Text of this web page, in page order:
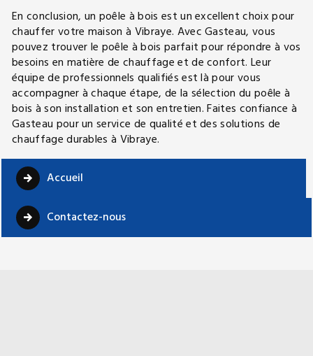
En conclusion, un poêle à bois est un excellent choix pour
chauffer votre maison à Vibraye. Avec Gasteau, vous
pouvez trouver le poêle à bois parfait pour répondre à vos
besoins en matière de chauffage et de confort. Leur
équipe de professionnels qualifiés est là pour vous
accompagner à chaque étape, de la sélection du poêle à
bois à son installation et son entretien. Faites confiance à
Gasteau pour un service de qualité et des solutions de
chauffage durables à Vibraye.
Accueil
Contactez-nous